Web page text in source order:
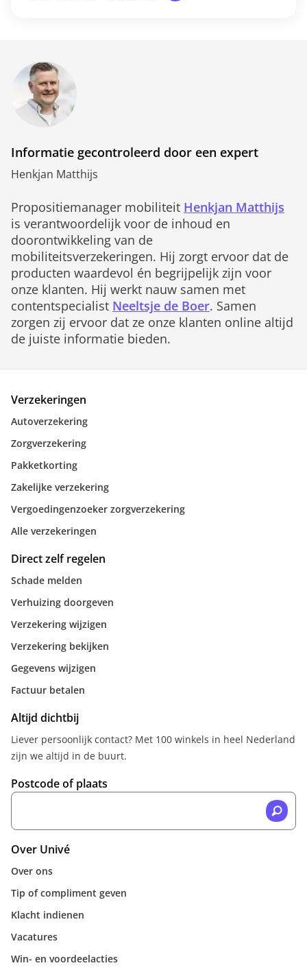
Informatie gecontroleerd door een expert
Henkjan Matthijs
Propositiemanager mobiliteit Henkjan Matthijs
is verantwoordelijk voor de inhoud en
doorontwikkeling van de
mobiliteitsverzekeringen. Hij zorgt ervoor dat de
producten waardevol én begrijpelijk zijn voor
onze klanten. Hij werkt nauw samen met
contentspecialist Neeltsje de Boer. Samen
zorgen zij ervoor dat ze onze klanten online altijd
de juiste informatie bieden.
Verzekeringen
Autoverzekering
Zorgverzekering
Pakketkorting
Zakelijke verzekering
Vergoedingenzoeker zorgverzekering
Alle verzekeringen
Direct zelf regelen
Schade melden
Verhuizing doorgeven
Verzekering wijzigen
Verzekering bekijken
Gegevens wijzigen
Factuur betalen
Altijd dichtbij
Liever persoonlijk contact? Met 100 winkels in heel Nederland
zijn we altijd in de buurt.
Postcode of plaats
Over Univé
Over ons
Tip of compliment geven
Klacht indienen
Vacatures
Win- en voordeelacties